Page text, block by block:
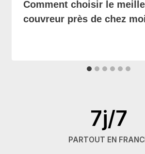
Comment choisir le
couvreur près de chez
7j/7
PARTOUT EN